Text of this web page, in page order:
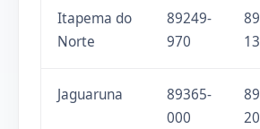
Itapema do
Norte
89249-
970
Jaguaruna
89365-
000